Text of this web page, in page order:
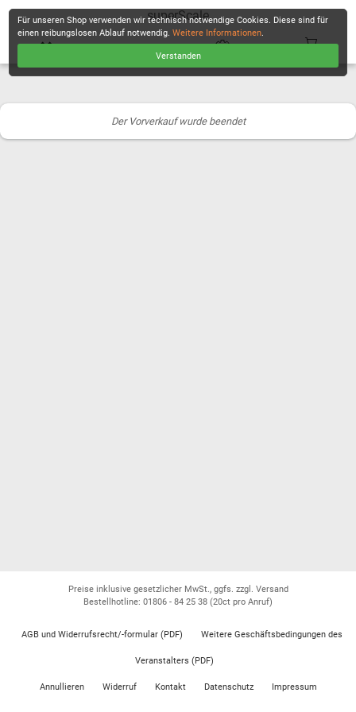
superScale
Der Vorverkauf wurde beendet
Für unseren Shop verwenden wir technisch notwendige Cookies. Diese sind für
einen reibungslosen Ablauf notwendig.Weitere Informationen.
Verstanden
Preise inklusive gesetzlicher MwSt., ggfs. zzgl. Versand
Bestellhotline: 01806 - 84 25 38 (20ct pro Anruf)
AGB und Widerrufsrecht/-formular (PDF) Weitere Geschäftsbedingungen des
Veranstalters (PDF)
Annullieren Widerruf Kontakt Datenschutz Impressum